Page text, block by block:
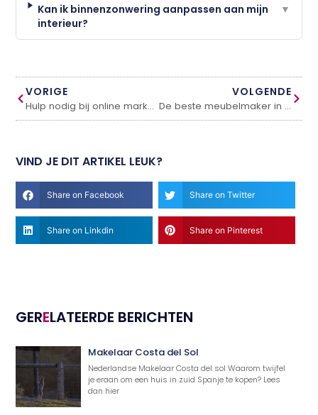
Kan ik binnenzonwering aanpassen aan mijn
interieur?
▼
VORIGE
Hulp nodig bij online marketing?
VOLGENDE
De beste meubelmaker in Enschede
VIND JE DIT ARTIKEL LEUK?
Share on Facebook Share on Twitter
Share on Linkdin Share on Pinterest
GERELATEERDE BERICHTEN
Makelaar Costa del Sol
Nederlandse Makelaar Costa del sol Waarom twijfel
je eraan om een huis in zuid Spanje te kopen? Lees
dan hier